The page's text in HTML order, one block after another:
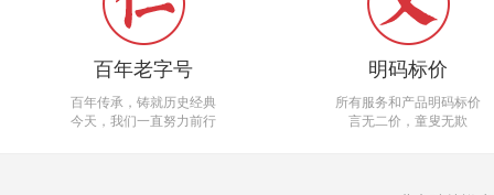
百年老字号
百年传承，铸就历史经典
今天，我们一直努力前行
明码标价
所有服务和产品明码标价
言无二价，童叟无欺